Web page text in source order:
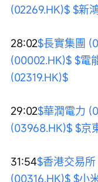
(02269.HK)$ $新
28:02$長實集團
(00002.HK)$ $電
(02319.HK)$
29:02$華潤電力
(03968.HK)$ $京
31:54$香港交易
(00316.HK)$ $小